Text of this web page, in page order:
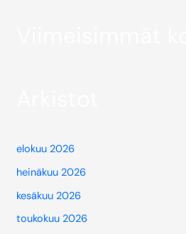
elokuu 2026
heinäkuu 2026
kesäkuu 2026
toukokuu 2026